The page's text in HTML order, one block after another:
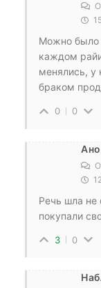
Можно было
каждом
менялись, у
браком
0 0
Речь шла не
покупали
3 0